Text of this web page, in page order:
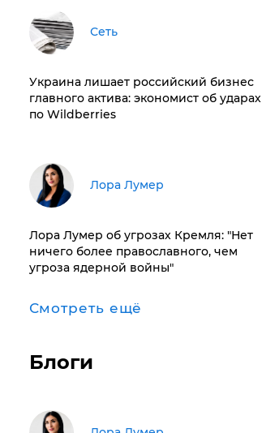
Сеть
​Украина лишает российский бизнес
главного актива: экономист об ударах
по Wildberries
​Лора Лумер
Лора Лумер об угрозах Кремля: "Нет
ничего более православного, чем
угроза ядерной войны"
Смотреть ещё
Блоги